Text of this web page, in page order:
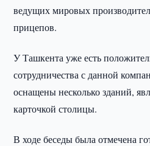
ведущих мировых
прицепов.
У Ташкента уже есть
сотрудничества с данной
оснащены несколько зданий,
карточкой столицы.
В ходе беседы была отмечена